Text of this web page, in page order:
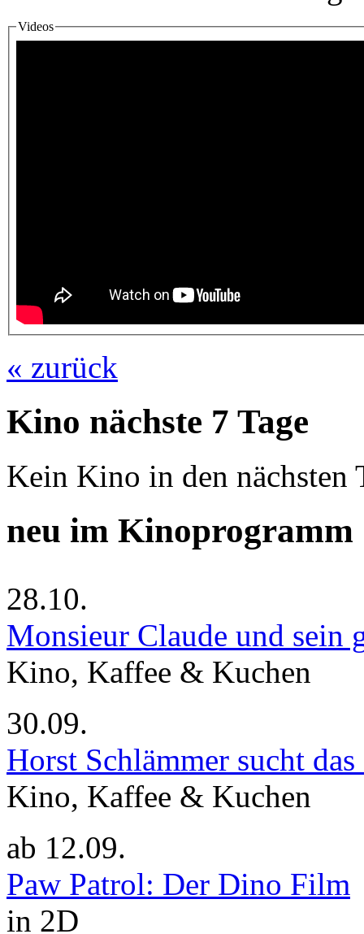
Fotos & Videos
Videos
« zurück
Kino nächste 7 Tage
Kein Kino in den nächsten
neu im Kinoprogramm
28.10.
Monsieur Claude und sein
Kino, Kaffee & Kuchen
30.09.
Horst Schlämmer sucht
Kino, Kaffee & Kuchen
ab 12.09.
Paw Patrol: Der Dino Film
in 2D